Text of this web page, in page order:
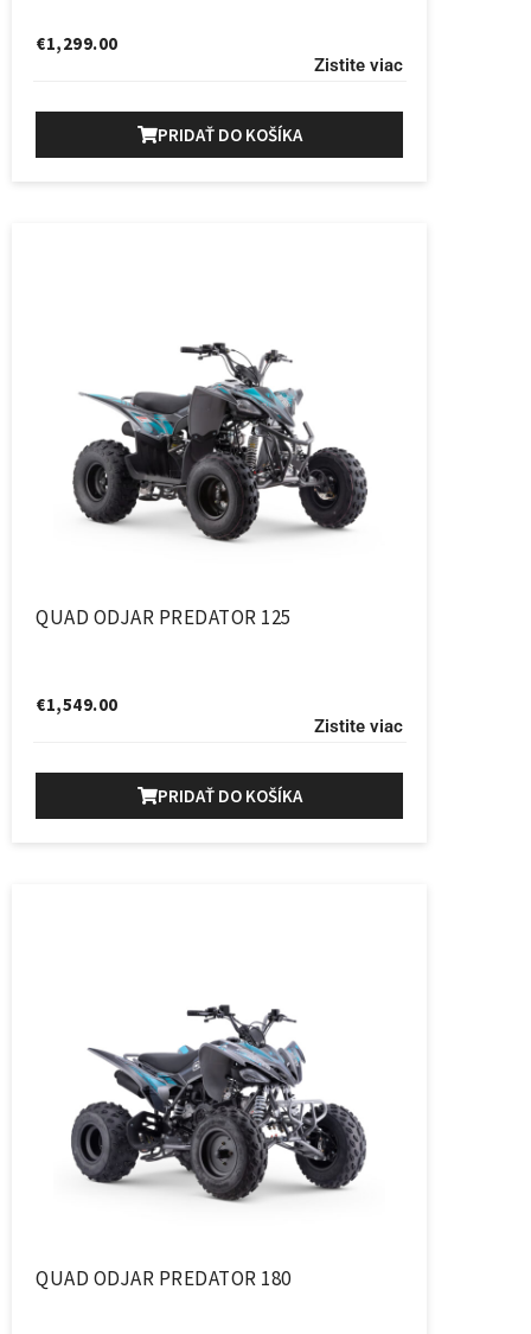
€1,299.00
Zistite viac
PRIDAŤ DO KOŠÍKA
QUAD ODJAR PREDATOR 125
€1,549.00
Zistite viac
PRIDAŤ DO KOŠÍKA
QUAD ODJAR PREDATOR 180